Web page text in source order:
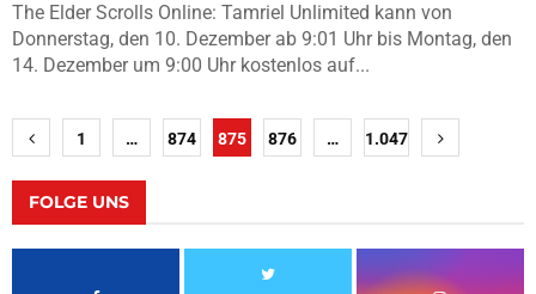
The Elder Scrolls Online: Tamriel Unlimited kann von
Donnerstag, den 10. Dezember ab 9:01 Uhr bis Montag, den
14. Dezember um 9:00 Uhr kostenlos auf...
Seitennummerierung
der
Beiträge
1 … 874 875 876 … 1.047
FOLGE UNS